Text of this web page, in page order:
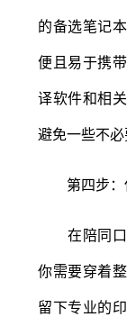
的备选笔记
便且易于携
译软件和相
避免一些不必
第四步：
在陪同口
你需要穿着
留下专业的